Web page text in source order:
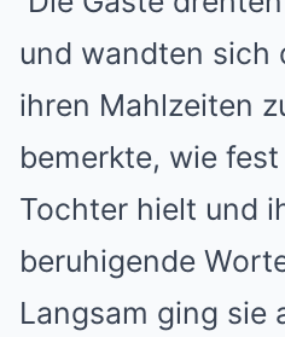
und wandten sich
ihren Mahlzeiten
bemerkte, wie
Tochter hielt und
beruhigende
Langsam ging sie